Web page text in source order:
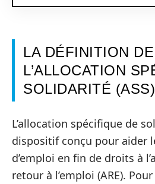
LA DÉFINITION DE
L’ALLOCATION
SOLIDARITÉ (ASS)
L’allocation spécifique de
dispositif conçu pour aider
d’emploi en fin de droits à
retour à l’emploi (ARE).